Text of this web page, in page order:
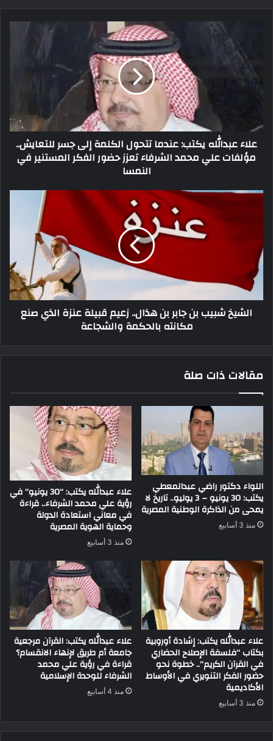
علاء عبدالله يكتب: عندما تتحول الكلمة إلى جسر للتعايش..
مؤلفات علي محمد الشرفاء تعزز حضور الفكر المستنير في
النمسا
الشيخ شبيب بن جابر بن هذال.. زعيم قبيلة عنزة الذي صنع
مكانته بالحكمة والشجاعة
مقالات ذات صلة
اللواء دكتور راضي عبدالمعطي
يكتب: 30 يونيو – 3 يوليو.. تاريخ لا
يمحى من الذاكرة الوطنية المصرية
منذ 3 أسابيع
علاء عبدالله يكتب: “30 يونيو” في
رؤية علي محمد الشرفاء.. قراءة
في معاني استعادة الدولة
وحماية الهوية المصرية
منذ 3 أسابيع
علاء عبدالله يكتب: إشادة أوروبية
بكتاب “فلسفة الإصلاح الحضاري
في القرآن الكريم”.. خطوة نحو
حضور الفكر التنويري في الأوساط
الأكاديمية
منذ 3 أسابيع
علاء عبدالله يكتب: القرآن مرجعية
جامعة أم طريق لإنهاء الانقسام؟
قراءة في رؤية علي محمد
الشرفاء للوحدة الإسلامية
منذ 4 أسابيع